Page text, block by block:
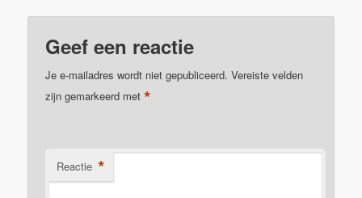
Geef een reactie
Je e-mailadres wordt niet gepubliceerd. Vereiste velden
zijn gemarkeerd met*
Reactie *